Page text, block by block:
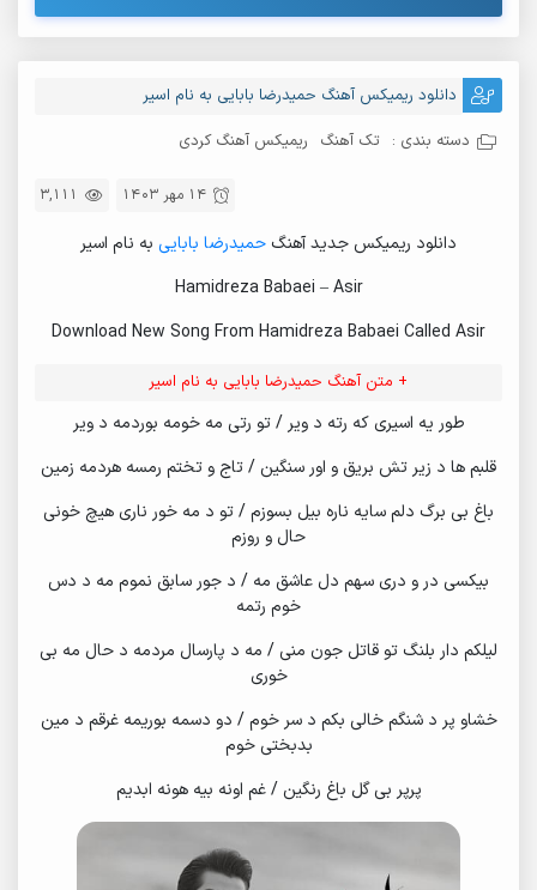
دانلود ریمیکس آهنگ حمیدرضا بابایی به نام اسیر
دسته بندی : تک آهنگ ریمیکس آهنگ کردی
3,111 14 مهر 1403
دانلود ریمیکس جدید آهنگ حمیدرضا بابایی به نام اسیر
Hamidreza Babaei – Asir
Download New Song From Hamidreza Babaei Called Asir
+ متن آهنگ حمیدرضا بابایی به نام اسیر
طور یه اسیری که رته د ویر / تو رتی مه خومه بوردمه د ویر
قلبم ها د زیر تش بریق و اور سنگین / تاج و تختم رمسه هردمه زمین
باغ بی برگ دلم سایه ناره بیل بسوزم / تو د مه خور ناری هیچ خونی
حال و روزم
بیکسی در و دری سهم دل عاشق مه / د جور سابق نموم مه د دس
خوم رتمه
لیلکم دار بلنگ تو قاتل جون منی / مه د پارسال مردمه د حال مه بی
خوری
خشاو پر د شنگم خالی بکم د سر خوم / دو دسمه بوریمه غرقم د مین
بدبختی خوم
پرپر بی گل باغ رنگین / غم اونه بیه هونه ابدیم